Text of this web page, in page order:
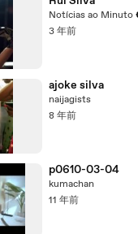
Notícias ao Minuto
3 年前
ajoke silva
naijagists
8 年前
p0610-03-04
kumachan
11 年前